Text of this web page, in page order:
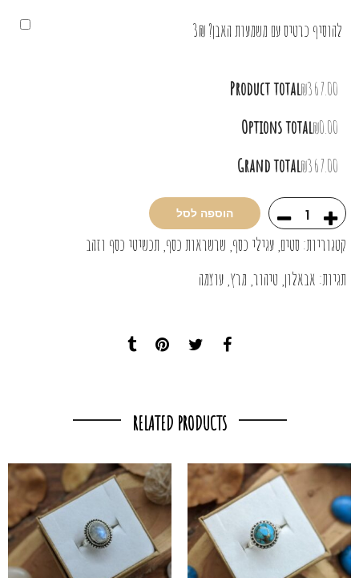
להוסיף כרטיס עם משמעות האבן? 3₪
Product total₪367.00
Options total₪0.00
Grand total₪367.00
הוספה לסל
קטגוריות: סטים עגילי כסף שרשראות כסף תכשיטי כסף וזהב
תגיות: אבאלון טיהור מרץ עוצמה
RELATED PRODUCTS